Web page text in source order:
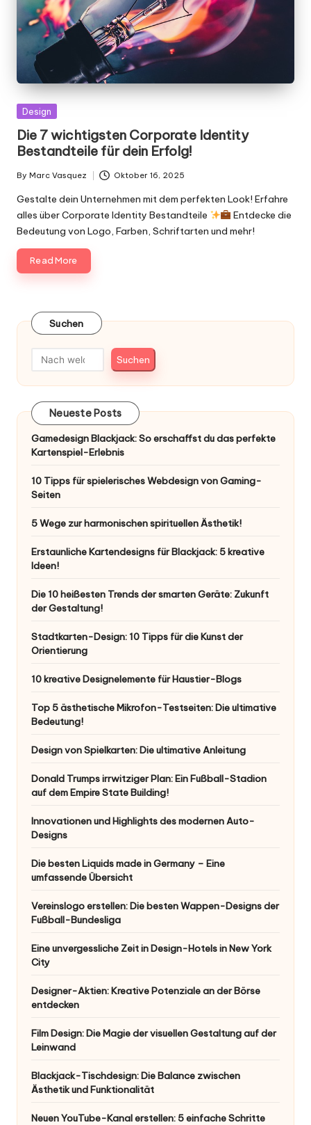
Posted
Design
Die 7 wichtigsten Corporate Identity
Bestandteile für dein Erfolg!
Posted
by
By Marc Vasquez Oktober 16, 2025
Gestalte dein Unternehmen mit dem perfekten Look! Erfahre
alles über Corporate Identity Bestandteile
Entdecke die
Bedeutung von Logo, Farben, Schriftarten und mehr!
Read More
Suchen
Suchen
Neueste Posts
Gamedesign Blackjack: So erschaffst du das perfekte
Kartenspiel-Erlebnis
10 Tipps für spielerisches Webdesign von Gaming-
Seiten
5 Wege zur harmonischen spirituellen Ästhetik!
Erstaunliche Kartendesigns für Blackjack: 5 kreative
Ideen!
Die 10 heißesten Trends der smarten Geräte: Zukunft
der Gestaltung!
Stadtkarten-Design: 10 Tipps für die Kunst der
Orientierung
10 kreative Designelemente für Haustier-Blogs
Top 5 ästhetische Mikrofon-Testseiten: Die ultimative
Bedeutung!
Design von Spielkarten: Die ultimative Anleitung
Donald Trumps irrwitziger Plan: Ein Fußball-Stadion
auf dem Empire State Building!
Innovationen und Highlights des modernen Auto-
Designs
Die besten Liquids made in Germany – Eine
umfassende Übersicht
Vereinslogo erstellen: Die besten Wappen-Designs der
Fußball-Bundesliga
Eine unvergessliche Zeit in Design-Hotels in New York
City
Designer-Aktien: Kreative Potenziale an der Börse
entdecken
Film Design: Die Magie der visuellen Gestaltung auf der
Leinwand
Blackjack-Tischdesign: Die Balance zwischen
Ästhetik und Funktionalität
Neuen YouTube-Kanal erstellen: 5 einfache Schritte